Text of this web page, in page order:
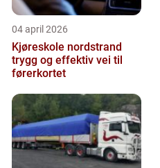
04 april 2026
Kjøreskole nordstrand
trygg og effektiv vei til
førerkortet